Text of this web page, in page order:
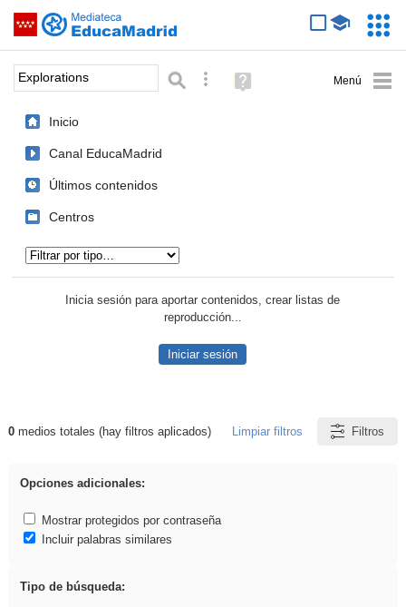
Saltar navegación
Palabra o frase: Búsqueda avanzada
Ayuda
(en
Inicio
Canal EducaMadrid
Últimos contenidos
Centros
Inicia sesión para aportar contenidos, crear listas de
reproducción...
Iniciar sesión
Resultados de: Explorations
0medios totales (hay filtros aplicados) Limpiar filtros Filtros
Opciones adicionales:
Mostrar protegidos por contraseña
Incluir palabras similares
Tipo de búsqueda: